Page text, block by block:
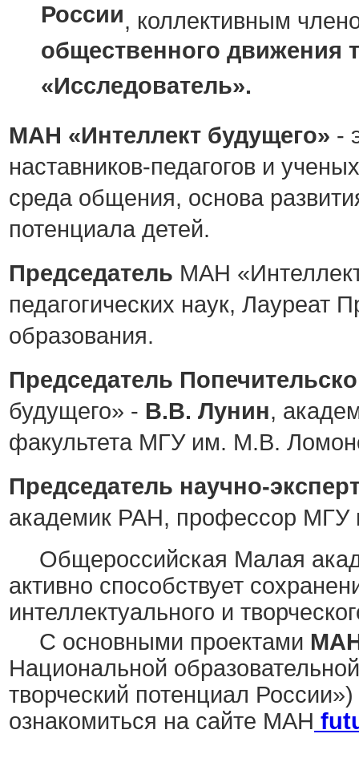
России, коллективным
общественного движения
«Исследователь».
МАН «Интеллект будущего» -
наставников-педагогов и
среда общения, основа
потенциала детей.
Председатель МАН
педагогических наук, Лауреат
образования.
Председатель
будущего» - В.В. Лунин,
факультета МГУ им. М.В.
Председатель научно-
академик РАН, профессор
Общероссийская Малая
активно способствует
интеллектуального и
С основными проектами МАН
Национальной
творческий потенциал
ознакомиться на сайте МАН